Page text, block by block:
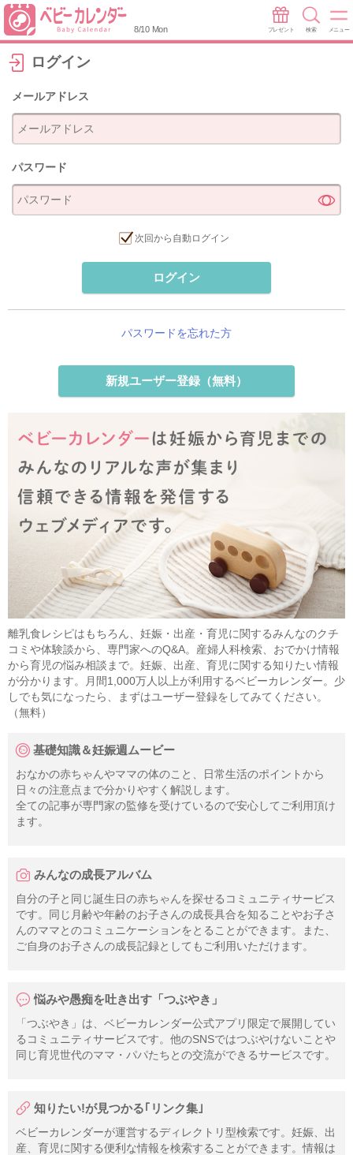
8/10 Mon プレゼント 検索 メニュー
ログイン
メールアドレス
パスワード
次回から自動ログイン
ログイン
パスワードを忘れた方
新規ユーザー登録（無料）
離乳食レシピはもちろん、妊娠・出産・育児に関するみんなのクチ
コミや体験談から、専門家へのQ&A。産婦人科検索、おでかけ情報
から育児の悩み相談まで。妊娠、出産、育児に関する知りたい情報
が分かります。月間1,000万人以上が利用するベビーカレンダー。少
しでも気になったら、まずはユーザー登録をしてみてください。
（無料）
基礎知識＆妊娠週ムービー
おなかの赤ちゃんやママの体のこと、日常生活のポイントから
日々の注意点まで分かりやすく解説します。
全ての記事が専門家の監修を受けているので安心してご利用頂け
ます。
みんなの成長アルバム
自分の子と同じ誕生日の赤ちゃんを探せるコミュニティサービス
です。同じ月齢や年齢のお子さんの成長具合を知ることやお子さ
んのママとのコミュニケーションをとることができます。また、
ご自身のお子さんの成長記録としてもご利用いただけます。
悩みや愚痴を吐き出す「つぶやき」
「つぶやき」は、ベビーカレンダー公式アプリ限定で展開してい
るコミュニティサービスです。他のSNSではつぶやけないことや
同じ育児世代のママ・パパたちとの交流ができるサービスです。
知りたい!が見つかる｢リンク集｣
ベビーカレンダーが運営するディレクトリ型検索です。妊娠、出
産、育児に関する便利な情報を検索することができます。情報は